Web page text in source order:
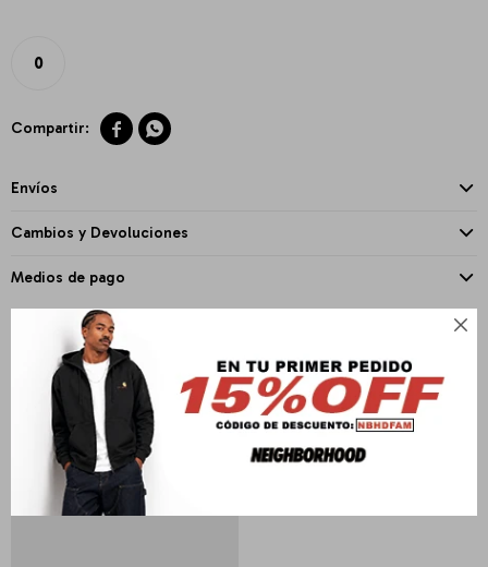

0
 
Envíos
Cambios y Devoluciones
Medios de pago
PRODUCTOS QUE TE PUEDEN INTERESAR